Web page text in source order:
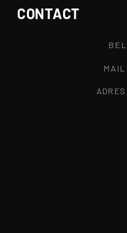
CONTACT
BEL
MAIL
ADRES